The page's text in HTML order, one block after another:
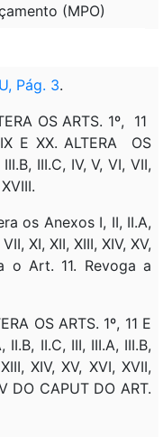
(MPO)
Pág. 3.
OS ARTS. 1º, 11
E XX. ALTERA OS
III.C, IV, V, VI, VII,
os Anexos I, II, II.A,
XI, XII, XIII, XIV, XV,
o Art. 11. Revoga a
OS ARTS. 1º, 11 E
II.C, III, III.A, III.B,
XIV, XV, XVI, XVII,
DO CAPUT DO ART.